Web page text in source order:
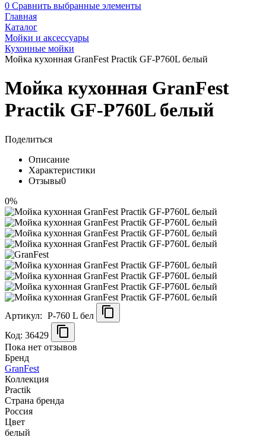
0 Сравнить выбранные элементы
Главная
Каталог
Мойки и аксессуары
Кухонные мойки
Мойка кухонная GranFest Practik GF-P760L белый
Мойка кухонная GranFest
Practik GF-P760L белый
Поделиться
Описание
Характеристики
Отзывы0
0%
Артикул: P-760 L бел
Код: 36429
Пока нет отзывов
Бренд
GranFest
Коллекция
Practik
Страна бренда
Россия
Цвет
белый